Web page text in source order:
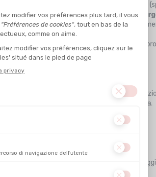
per collegare la sua corda ai punti d'ancoraggio
e devono coniugareleggerezza, solidità ed
o l'alpinismo tecnico, scegliere
versatili, lunghi o corti
, pensati per tutti i
dell'altezza, del tipo di sosta o della
il suo comfort… o addirittura la sua sicurezza.
riduce le sollecitazioni sugli ancoraggi.
vie o in alpinismo.
rapido e senza intoppi.
della corda su vie tortuose.
in modo più fluido, con più piacere e